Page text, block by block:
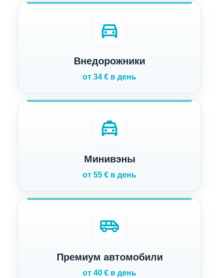
directions_car
Внедорожники
от 34 € в день
local_taxi
Минивэны
от 55 € в день
airport_shuttle
Премиум автомобили
от 40 € в день